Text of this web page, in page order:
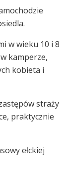
w wieku 10 i 8
kamperze,
kobieta i
straży
praktycznie
ełckiej